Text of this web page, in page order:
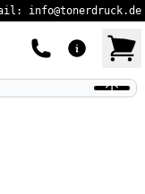
info@tonerdruck.de